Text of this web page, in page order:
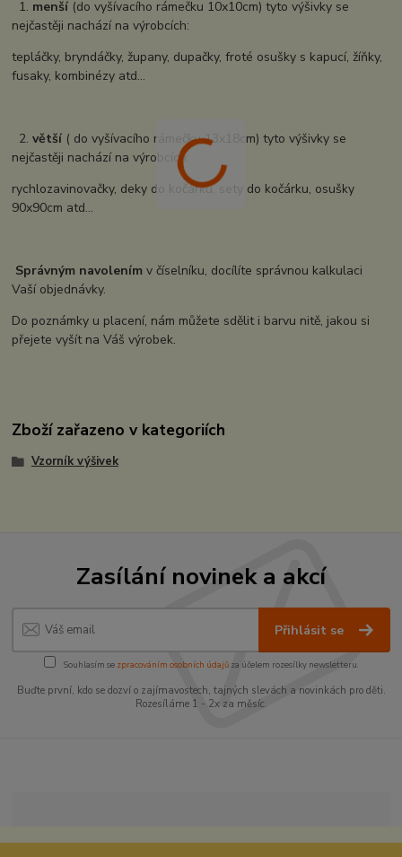
1. menší (do vyšívacího rámečku 10x10cm) tyto výšivky se
nejčastěji nachází na výrobcích:
tepláčky, bryndáčky, župany, dupačky, froté osušky s kapucí, žíňky,
fusaky, kombinézy atd...
2.větší ( do vyšívacího rámečku 13x18cm) tyto výšivky se
nejčastěji nachází na výrobcích:
rychlozavinovačky, deky do kočárku, sety do kočárku, osušky
90x90cm atd...
Správným navolením v číselníku, docílíte správnou kalkulaci
Vaší objednávky.
Do poznámky u placení, nám můžete sdělit i barvu nitě, jakou si
přejete vyšít na Váš výrobek.
Zboží zařazeno v kategoriích
Vzorník výšivek
Zasílání novinek a akcí
Přihlásit se
Souhlasím se zpracováním osobních údajůza účelem rozesílky newsletteru.
Buďte první, kdo se dozví o zajímavostech, tajných slevách a novinkách pro děti.
Rozesíláme 1 - 2x za měsíc.